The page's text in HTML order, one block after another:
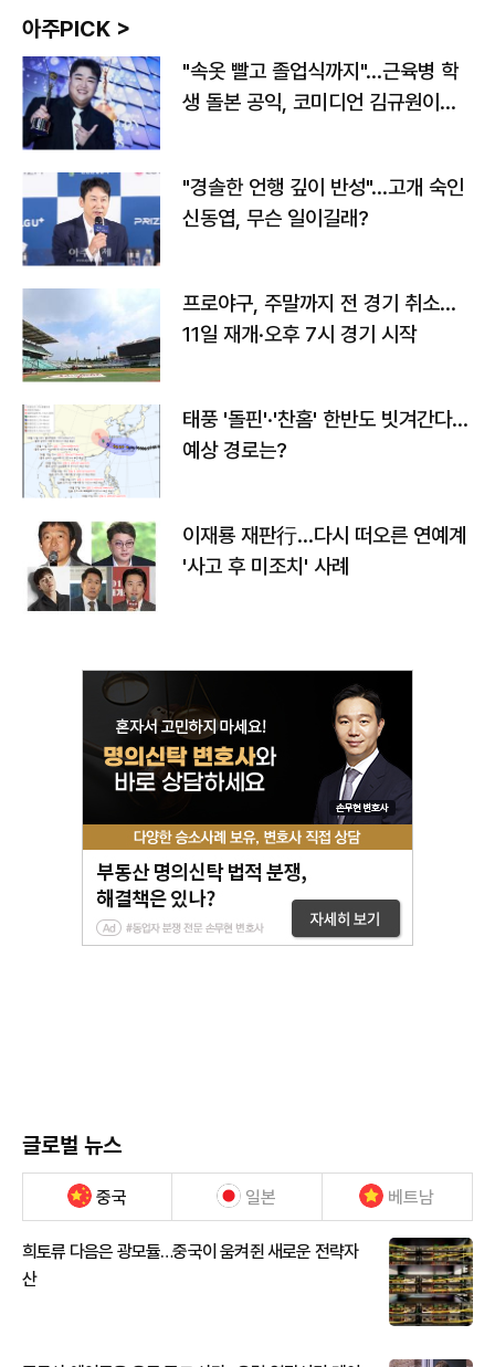
아주PICK >
"속옷 빨고 졸업식까지"…근육병 학
생 돌본 공익, 코미디언 김규원이었
"경솔한 언행 깊이 반성"…고개 숙인
신동엽, 무슨 일이길래?
프로야구, 주말까지 전 경기 취소…
11일 재개·오후 7시 경기 시작
태풍 '돌핀'·'찬홈' 한반도 빗겨간다…
예상 경로는?
이재룡 재판行…다시 떠오른 연예계
'사고 후 미조치' 사례
글로벌 뉴스
중국 일본 베트남
희토류 다음은 광모듈…중국이 움켜쥔 새로운 전략자
산